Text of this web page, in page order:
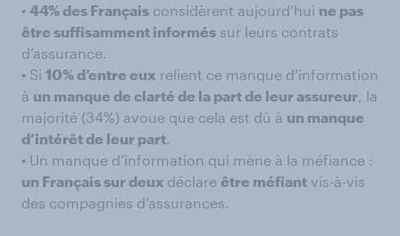
• 44% des Français considèrent aujourd’hui ne pas
être suffisamment informés sur leurs contrats
d’assurance.
• Si 10% d’entre eux relient ce manque d’information
à un manque de clarté de la part de leur assureur, la
majorité (34%) avoue que cela est dû à un manque
d’intérêt de leur part.
• Un manque d’information qui mène à la méfiance :
un Français sur deux déclare être méfiant vis-à-vis
des compagnies d’assurances.